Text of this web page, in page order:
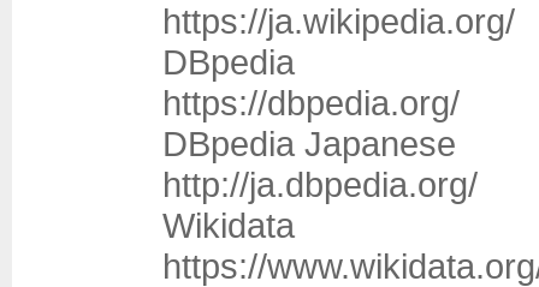
https://ja.wikipedia.org/
DBpedia
https://dbpedia.org/
DBpedia Japanese
http://ja.dbpedia.org/
Wikidata
https://